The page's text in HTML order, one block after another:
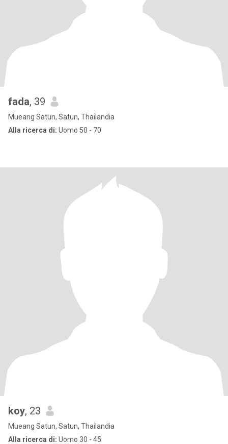
fada, 39
Mueang Satun, Satun, Thailandia
Alla ricerca di: Uomo 50 - 70
koy, 23
Mueang Satun, Satun, Thailandia
Alla ricerca di: Uomo 30 - 45